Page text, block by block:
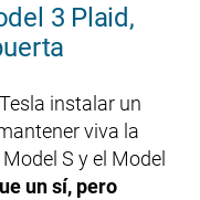
3 Plaid,
instalar un
viva la
S y el Model
un sí, pero